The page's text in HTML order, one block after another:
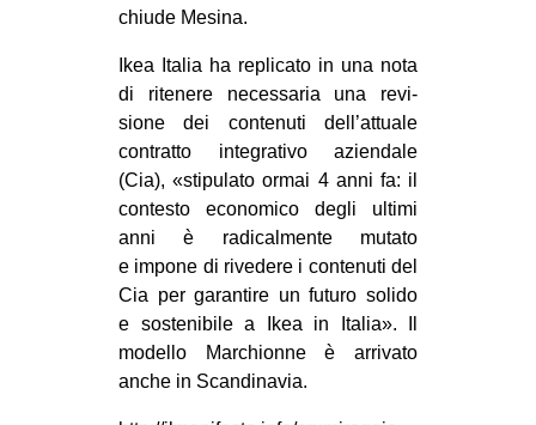
chiude Mesina.
Ikea Ita­lia ha repli­cato in una nota
di rite­nere neces­sa­ria una revi­
sione dei con­te­nuti dell’attuale
con­tratto inte­gra­tivo azien­dale
(Cia), «sti­pu­lato ormai 4 anni fa: il
con­te­sto eco­no­mico degli ultimi
anni è radi­cal­mente mutato
e impone di rive­dere i con­te­nuti del
Cia per garan­tire un futuro solido
e soste­ni­bile a Ikea in Ita­lia». Il
modello Mar­chionne è arri­vato
anche in Scandinavia.